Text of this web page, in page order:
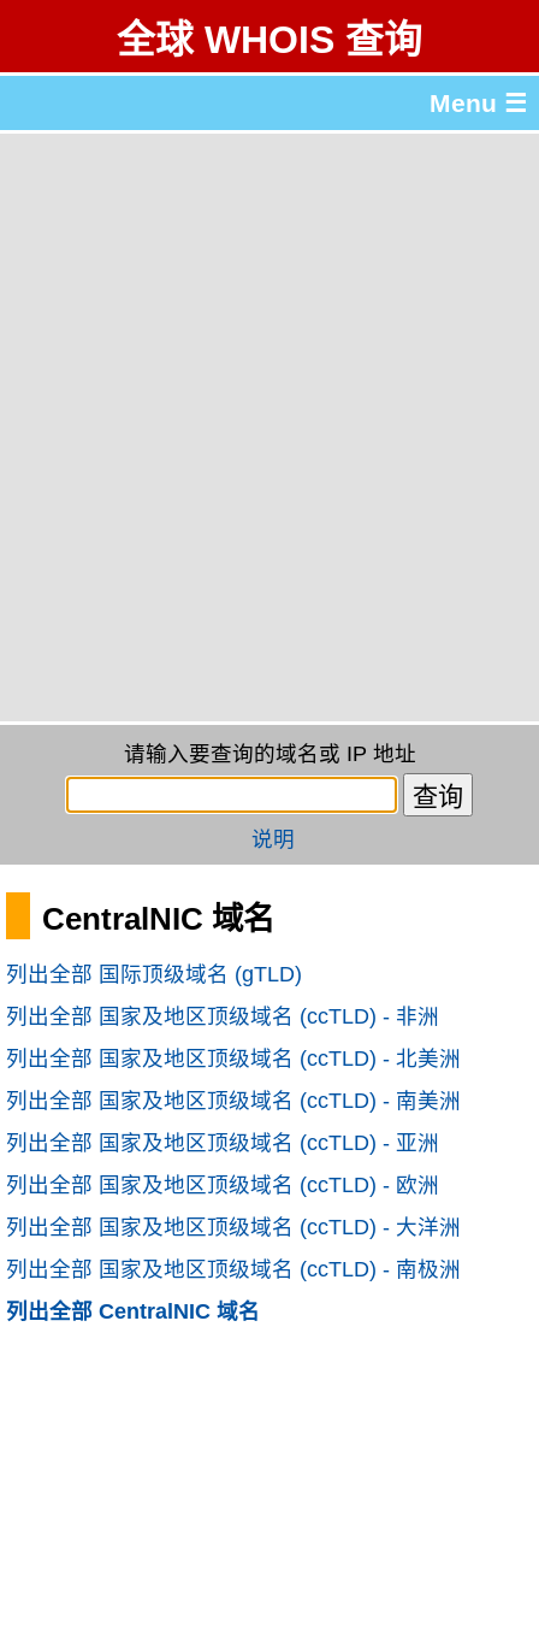
全球 WHOIS 查询
Menu ☰
请输入要查询的域名或 IP 地址
说明
CentralNIC 域名
列出全部 国际顶级域名 (gTLD)
列出全部 国家及地区顶级域名 (ccTLD) - 非洲
列出全部 国家及地区顶级域名 (ccTLD) - 北美洲
列出全部 国家及地区顶级域名 (ccTLD) - 南美洲
列出全部 国家及地区顶级域名 (ccTLD) - 亚洲
列出全部 国家及地区顶级域名 (ccTLD) - 欧洲
列出全部 国家及地区顶级域名 (ccTLD) - 大洋洲
列出全部 国家及地区顶级域名 (ccTLD) - 南极洲
列出全部 CentralNIC 域名